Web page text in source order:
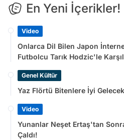
En Yeni İçerikler!
Video
Onlarca Dil Bilen Japon
Futbolcu Tarık Hodzic'le
Genel Kültür
Yaz Flörtü Bitenlere İyi
Video
Yunanlar Neşet Ertaş'tan
Çaldı!